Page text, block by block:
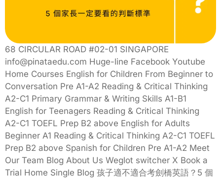
68 CIRCULAR ROAD #02-01 SINGAPORE
info@pinataedu.com Huge-line Facebook Youtube
Home Courses English for Children From Beginner to
Conversation Pre A1-A2 Reading & Critical Thinking
A2-C1 Primary Grammar & Writing Skills A1-B1
English for Teenagers Reading & Critical Thinking
A2-C1 TOEFL Prep B2 above English for Adults
Beginner A1 Reading & Critical Thinking A2-C1 TOEFL
Prep B2 above Spanish for Children Pre A1-A2 Meet
Our Team Blog About Us Weglot switcher X Book a
Trial Home Single Blog 孩子適不適合考劍橋英語？5 個